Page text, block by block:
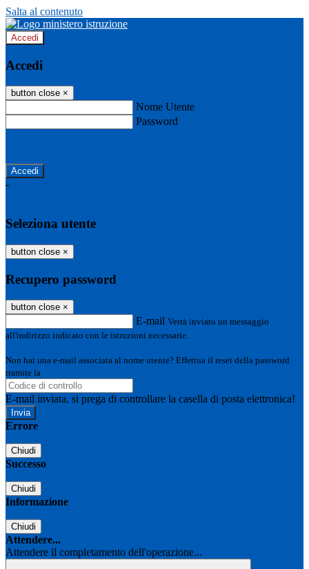
Salta al contenuto
Accedi
Accedi
button close ×
Nome Utente
Password
-
Seleziona utente
button close ×
Recupero password
button close ×
E-mail Verrà inviato un messaggio
all'indirizzo indicato con le istruzioni necessarie.
Non hai una e-mail associata al nome utente? Effettua il reset della password
tramite la
E-mail inviata, si prega di controllare la casella di posta elettronica!
Errore
Chiudi
Successo
Chiudi
Informazione
Chiudi
Attendere...
Attendere il completamento dell'operazione...